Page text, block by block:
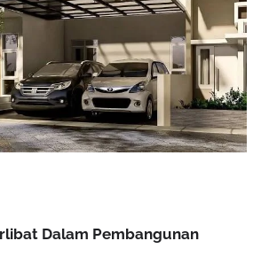
Dalam Pembangunan